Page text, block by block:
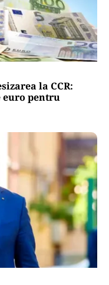
la CCR:
euro pentru